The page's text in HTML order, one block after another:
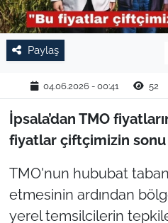
Paylaş
04.06.2026 - 00:41 52
İpsala’dan TMO
fiyatlar çiftçimizin sonu
TMO'nun hububat taban
etmesinin ardından
yerel temsilcilerin
RESMİ İLAN
SPOR
YAŞAM
EDİRNE
TEKİRDAĞ